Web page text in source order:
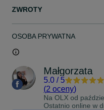
ZWROTY
OSOBA PRYWATNA
Małgorzata
5.0 / 5
(2 oceny)
Na OLX od
Ostatnio online w